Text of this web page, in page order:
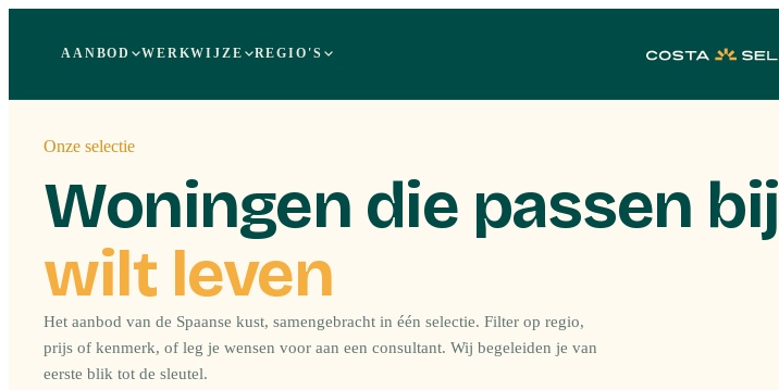
AANBOD WERKWIJZE REGIO'S
Onze selectie
Woningen die passen bij
wilt leven
Het aanbod van de Spaanse kust, samengebracht in één selectie. Filter op regio,
prijs of kenmerk, of leg je wensen voor aan een consultant. Wij begeleiden je van
eerste blik tot de sleutel.